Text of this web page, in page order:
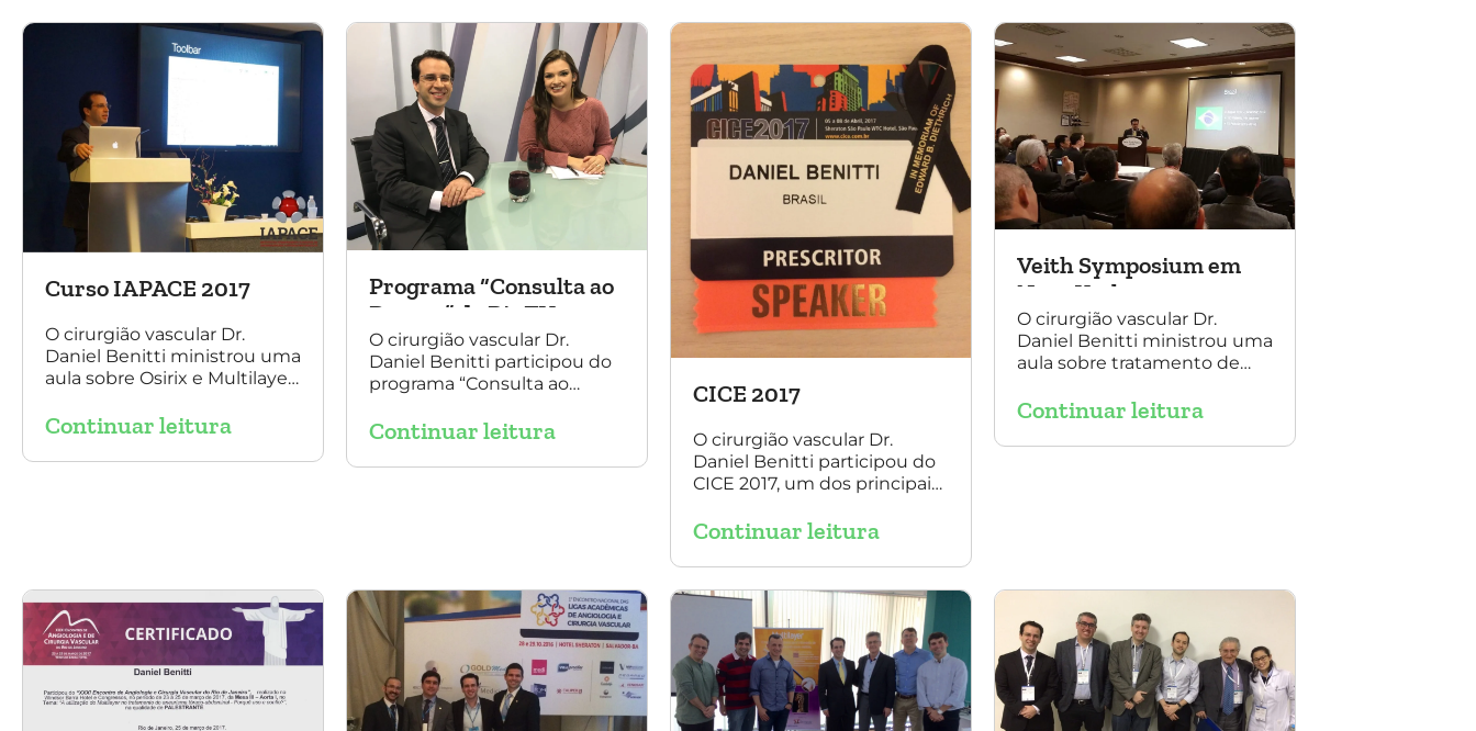
Curso IAPACE 2017
O cirurgião vascular Dr.
Daniel Benitti ministrou uma
aula sobre Osirix e Multilayer
aneurisma no Curso IAPACE
março de 2017).
Continuar leitura
Programa “Consulta ao
Doutor” da Rit TV
O cirurgião vascular Dr.
Daniel Benitti participou do
programa “Consulta ao
jornalista Denise Luque.
Continuar leitura
CICE 2017
O cirurgião vascular Dr.
Daniel Benitti participou do
CICE 2017, um dos principais
endovascular do mundo. No
aula sobre a experiência
brasileira no tratamento de
aneurismas com a
endoprótese multilayer. Mais
de 200 pacientes operados
sem nenhum caso de
paraplegia!
Continuar leitura
Veith Symposium em
Nova York
O cirurgião vascular Dr.
Daniel Benitti ministrou uma
aula sobre tratamento de
no Veith Symposium em
Continuar leitura